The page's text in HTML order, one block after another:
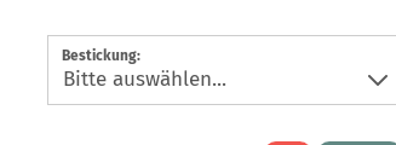
Bestickung: